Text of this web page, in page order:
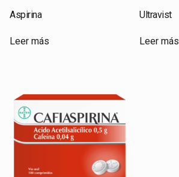
Aspirina
Leer más
Ultravist
Leer más